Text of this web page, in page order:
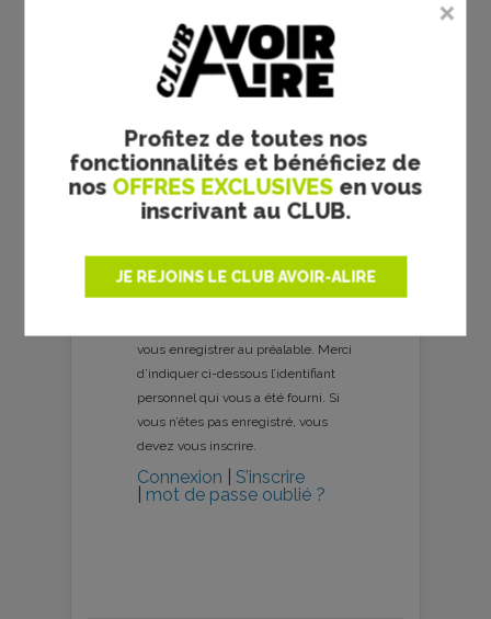
Profitez de toutes nos
fonctionnalités et bénéficiez de
nos OFFRES EXCLUSIVES en vous
inscrivant au CLUB.
JE REJOINS LE CLUB AVOIR-ALIRE
prec suiv
Votre avis
Votre note :
4 votes
vous enregistrer au préalable. Merci
d’indiquer ci-dessous l’identifiant
personnel qui vous a été fourni. Si
vous n’êtes pas enregistré, vous
devez vous inscrire.
Connexion
S’inscrire
mot de passe oublié ?